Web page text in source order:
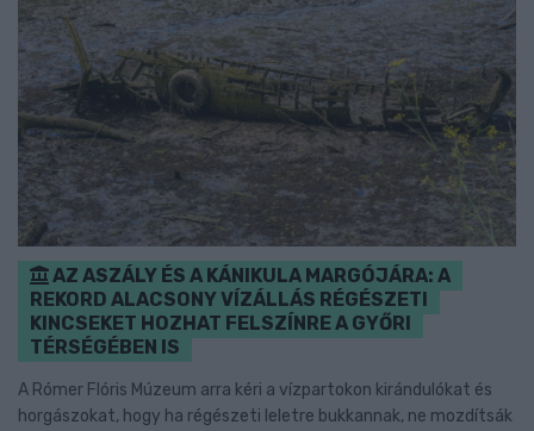
AZ ASZÁLY ÉS A KÁNIKULA MARGÓJÁRA: A
REKORD ALACSONY VÍZÁLLÁS RÉGÉSZETI
KINCSEKET HOZHAT FELSZÍNRE A GYŐRI
TÉRSÉGÉBEN IS
A Rómer Flóris Múzeum arra kéri a vízpartokon kirándulókat és
horgászokat, hogy ha régészeti leletre bukkannak, ne mozdítsák